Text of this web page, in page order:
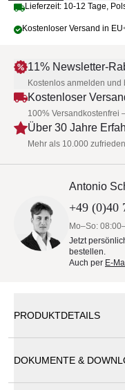
Lieferzeit: 10-12 Tage,
Kostenloser Versand in
11% Newsletter-
Kostenlos anmelden
Kostenloser
100% Versandkostenfrei
Über 30 Jahre
Mehr als 10.000
Antonio
+49 (0)40
Mo–So:
Jetzt
bestellen.
Auch per E-
PRODUKTDETAILS
DOKUMENTE &